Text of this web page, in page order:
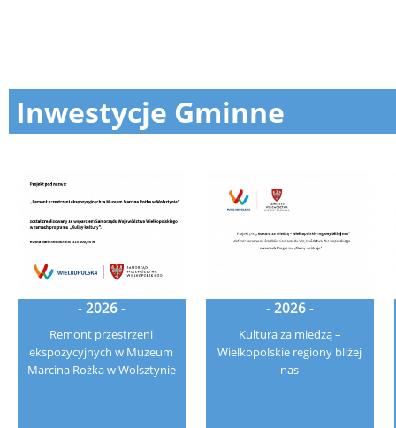
Inwestycje Gminne
- 2026 -
Remont przestrzeni
ekspozycyjnych w Muzeum
Marcina Rożka w Wolsztynie
- 2026 -
Kultura za miedzą –
Wielkopolskie regiony bliżej
nas